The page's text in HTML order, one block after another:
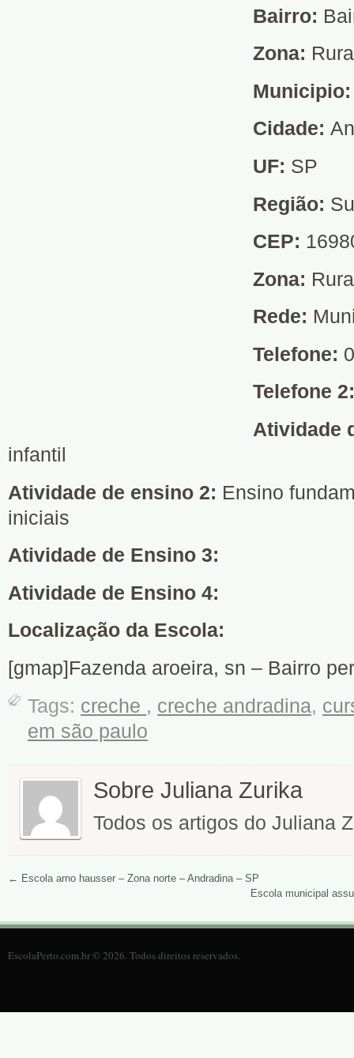
Bairro:
Zona:
Cidade:
UF: SP
Região:
CEP:
Zona:
Rede:
Telefone:
Telefone
Atividade
infantil
Atividade de ensino 2: Ensino
iniciais
Atividade de Ensino 3:
Atividade de Ensino 4:
Localização da Escola:
[gmap]Fazenda aroeira, sn – Bairro
Tags: creche , creche andradina,
em são paulo
Sobre Juliana Zurika
Todos os artigos do Juliana
← Escola arno hausser – Zona norte – Andradina – SP
Escola municipal
EscolaPerto.com.br © 2026. Todos direitos reservados.